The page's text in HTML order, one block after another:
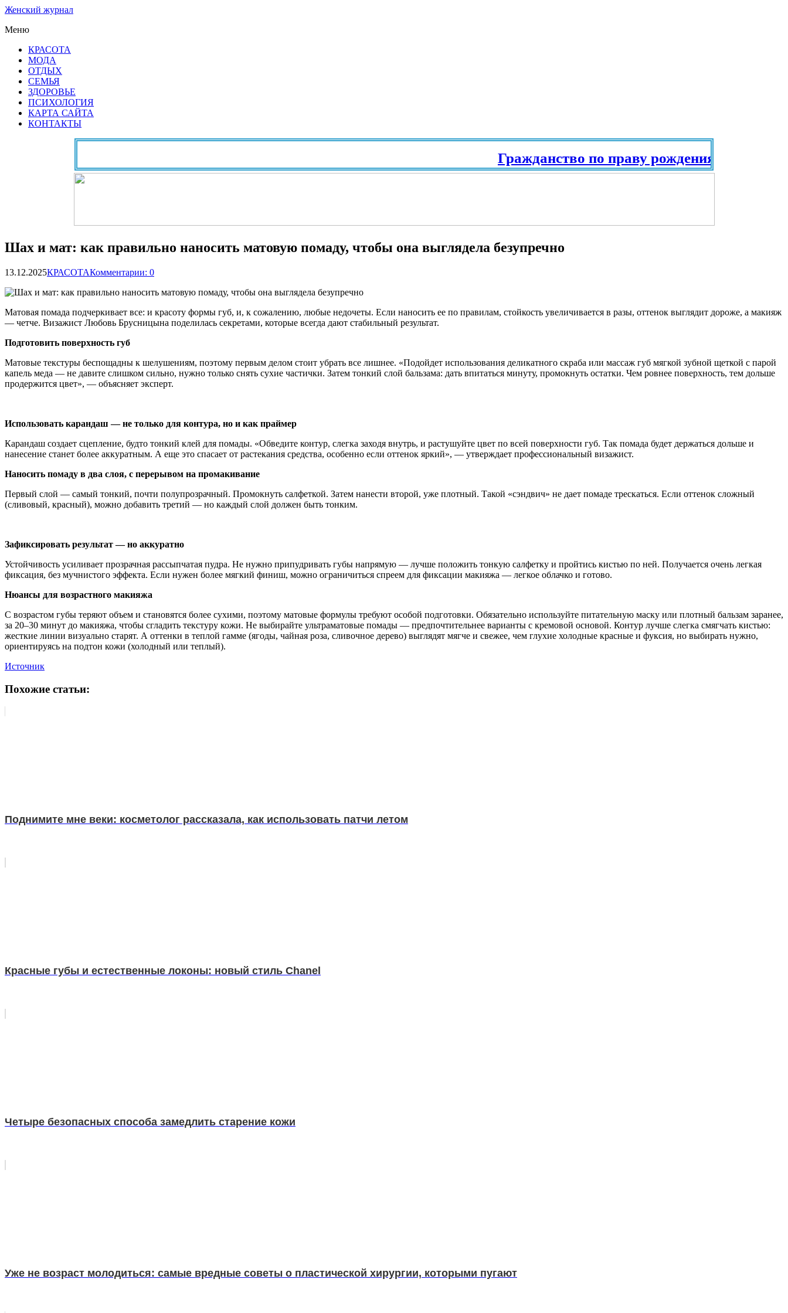
Женский журнал
Меню
КРАСОТА
МОДА
ОТДЫХ
СЕМЬЯ
ЗДОРОВЬЕ
ПСИХОЛОГИЯ
КАРТА САЙТА
КОНТАКТЫ
Гражданство по праву рождения. Паспорт в
Шах и мат: как правильно наносить матовую помаду, чтобы она выглядела безупречно
13.12.2025КРАСОТАКомментарии: 0
Матовая помада подчеркивает все: и красоту формы губ, и, к сожалению, любые недочеты. Если наносить ее по правилам, стойкость увеличивается в разы, оттенок выглядит дороже, а макияж
— четче. Визажист Любовь Брусницына поделилась секретами, которые всегда дают стабильный результат.
Подготовить поверхность губ
Матовые текстуры беспощадны к шелушениям, поэтому первым делом стоит убрать все лишнее. «Подойдет использования деликатного скраба или массаж губ мягкой зубной щеткой с парой
капель меда — не давите слишком сильно, нужно только снять сухие частички. Затем тонкий слой бальзама: дать впитаться минуту, промокнуть остатки. Чем ровнее поверхность, тем дольше
продержится цвет», — объясняет эксперт.
Использовать карандаш — не только для контура, но и как праймер
Карандаш создает сцепление, будто тонкий клей для помады. «Обведите контур, слегка заходя внутрь, и растушуйте цвет по всей поверхности губ. Так помада будет держаться дольше и
нанесение станет более аккуратным. А еще это спасает от растекания средства, особенно если оттенок яркий», — утверждает профессиональный визажист.
Наносить помаду в два слоя, с перерывом на промакивание
Первый слой — самый тонкий, почти полупрозрачный. Промокнуть салфеткой. Затем нанести второй, уже плотный. Такой «сэндвич» не дает помаде трескаться. Если оттенок сложный
(сливовый, красный), можно добавить третий — но каждый слой должен быть тонким.
Зафиксировать результат — но аккуратно
Устойчивость усиливает прозрачная рассыпчатая пудра. Не нужно припудривать губы напрямую — лучше положить тонкую салфетку и пройтись кистью по ней. Получается очень легкая
фиксация, без мучнистого эффекта. Если нужен более мягкий финиш, можно ограничиться спреем для фиксации макияжа — легкое облачко и готово.
Нюансы для возрастного макияжа
С возрастом губы теряют объем и становятся более сухими, поэтому матовые формулы требуют особой подготовки. Обязательно используйте питательную маску или плотный бальзам заранее,
за 20–30 минут до макияжа, чтобы сгладить текстуру кожи. Не выбирайте ультраматовые помады — предпочтительнее варианты с кремовой основой. Контур лучше слегка смягчать кистью:
жесткие линии визуально старят. А оттенки в теплой гамме (ягоды, чайная роза, сливочное дерево) выглядят мягче и свежее, чем глухие холодные красные и фуксия, но выбирать нужно,
ориентируясь на подтон кожи (холодный или теплый).
Источник
Похожие статьи:
Поднимите мне веки: косметолог рассказала, как использовать патчи летом
Красные губы и естественные локоны: новый стиль Chanel
Четыре безопасных способа замедлить старение кожи
Уже не возраст молодиться: самые вредные советы о пластической хирургии, которыми пугают